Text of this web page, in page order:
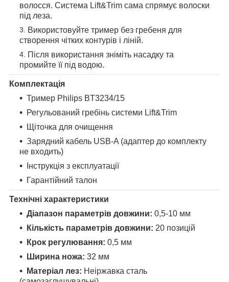
волосся. Система Lift&Trim сама спрямує волоски
під леза.
Використовуйте тример без гребеня для
створення чітких контурів і ліній.
Після використання зніміть насадку та
промийте її під водою.
Комплектація
Тример Philips BT3234/15
Регульований гребінь системи Lift&Trim
Щіточка для очищення
Зарядний кабель USB-A (адаптер до комплекту
не входить)
Інструкція з експлуатації
Гарантійний талон
Технічні характеристики
Діапазон параметрів довжини: 0,5-10 мм
Кількість параметрів довжини: 20 позицій
Крок регулювання: 0,5 мм
Ширина ножа: 32 мм
Матеріал лез: Неіржавка сталь